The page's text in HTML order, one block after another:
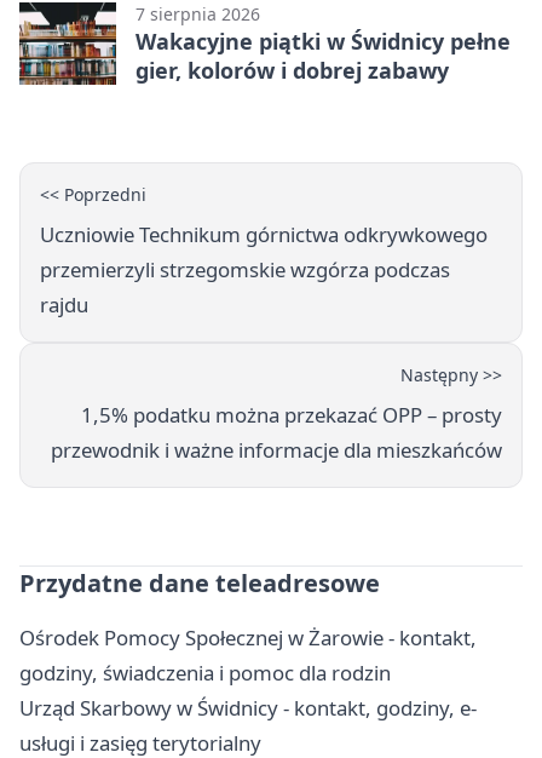
7 sierpnia 2026
Wakacyjne piątki w Świdnicy pełne
gier, kolorów i dobrej zabawy
<< Poprzedni
Uczniowie Technikum górnictwa odkrywkowego
przemierzyli strzegomskie wzgórza podczas
rajdu
Następny >>
1,5% podatku można przekazać OPP – prosty
przewodnik i ważne informacje dla mieszkańców
Przydatne dane teleadresowe
Ośrodek Pomocy Społecznej w Żarowie - kontakt,
godziny, świadczenia i pomoc dla rodzin
Urząd Skarbowy w Świdnicy - kontakt, godziny, e-
usługi i zasięg terytorialny